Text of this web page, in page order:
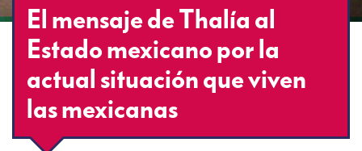
El mensaje de Thalía al
Estado mexicano por la
actual situación que viven
las mexicanas